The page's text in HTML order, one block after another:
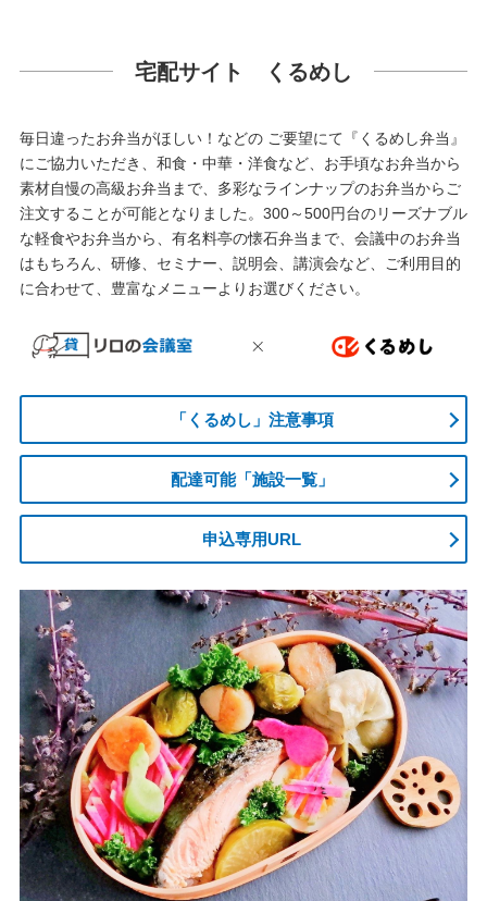
宅配サイト くるめし
毎日違ったお弁当がほしい！などの ご要望にて『くるめし弁当』
にご協力いただき、和食・中華・洋食など、お手頃なお弁当から
素材自慢の高級お弁当まで、多彩なラインナップのお弁当からご
注文することが可能となりました。300～500円台のリーズナブル
な軽食やお弁当から、有名料亭の懐石弁当まで、会議中のお弁当
はもちろん、研修、セミナー、説明会、講演会など、ご利用目的
に合わせて、豊富なメニューよりお選びください。
「くるめし」注意事項
配達可能「施設一覧」
申込専用URL